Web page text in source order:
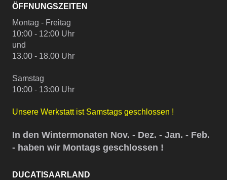
ÖFFNUNGSZEITEN
Montag - Freitag
10:00 - 12:00 Uhr
und
13.00 - 18.00 Uhr
Samstag
10:00 - 13:00 Uhr
Unsere Werkstatt ist Samstags geschlossen !
In den Wintermonaten Nov. - Dez. - Jan. - Feb.
- haben wir Montags geschlossen !
DUCATISAARLAND